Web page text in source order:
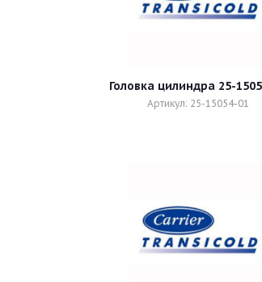
Головка цилиндра 25-
Артикул: 25-15054-01